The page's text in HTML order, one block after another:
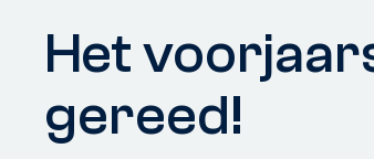
Het
gereed!